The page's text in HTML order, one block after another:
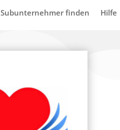
Subunternehmer finden Hilfe